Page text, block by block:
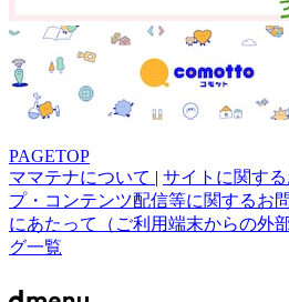
PAGETOP
ママテナについて | サイトに関す
プ・コンテンツ配信等に関するお
にあたって（ご利用端末からの外
グ一覧